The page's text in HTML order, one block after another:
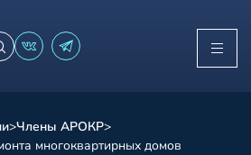
>Члены АРОКР>
многоквартирных домов